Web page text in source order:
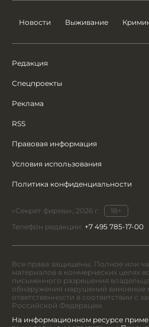
Новости Выживание
Редакция
Спецпроекты
Реклама
RSS
Правовая информация
Условия использования
Политика конфиденциальности
«Секрет фирмы», 2026 г.
18+
Телефон редакции: +7 495 785-17-00
Все права защищены. Полное или
материалов в коммерческих целях
письменного разрешения
обнаружения нарушений виновные
ответственности в соответствии с
Российской Федерации.
На информационном ресурсе